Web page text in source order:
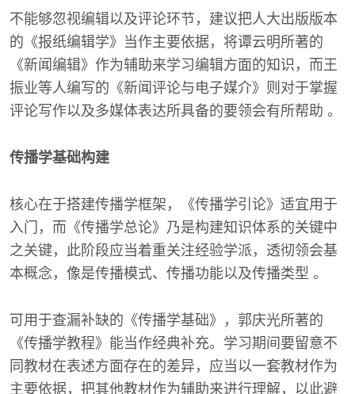
不能够忽视编辑以及评论环节，建议把人大出版版本
的《报纸编辑学》当作主要依据，将谭云明所著的
《新闻编辑》作为辅助来学习编辑方面的知识，而王
振业等人编写的《新闻评论与电子媒介》则对于掌握
评论写作以及多媒体表达所具备的要领会有所帮助 。
传播学基础构建
核心在于搭建传播学框架，《传播学引论》适宜用于
入门，而《传播学总论》乃是构建知识体系的关键中
之关键，此阶段应当着重关注经验学派，透彻领会基
本概念，像是传播模式、传播功能以及传播类型 。
可用于查漏补缺的《传播学基础》，郭庆光所著的
《传播学教程》能当作经典补充。学习期间要留意不
同教材在表述方面存在的差异，应当以一套教材作为
主要依据，把其他教材作为辅助来进行理解，以此避